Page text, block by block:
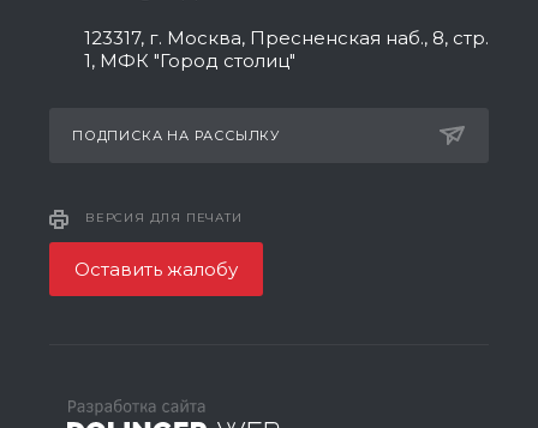
123317, г. Москва, Пресненская наб., 8, стр.
1, МФК "Город столиц"
ПОДПИСКА НА РАССЫЛКУ
ВЕРСИЯ ДЛЯ ПЕЧАТИ
Оставить жалобу